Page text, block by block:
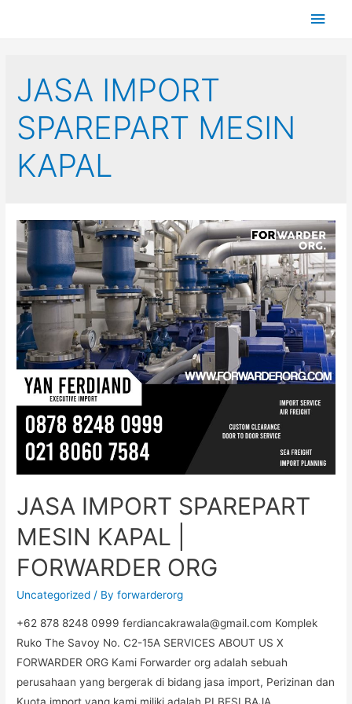
JASA IMPORT
SPAREPART MESIN
KAPAL
JASA IMPORT SPAREPART
MESIN KAPAL |
FORWARDER ORG
Uncategorized / Byforwarderorg
+62 878 8248 0999 ferdiancakrawala@gmail.com Komplek
Ruko The Savoy No. C2-15A SERVICES ABOUT US X
FORWARDER ORG Kami Forwarder org adalah sebuah
perusahaan yang bergerak di bidang jasa import, Perizinan dan
Kuota import yang kami miliki adalah PI BESI BAJA,